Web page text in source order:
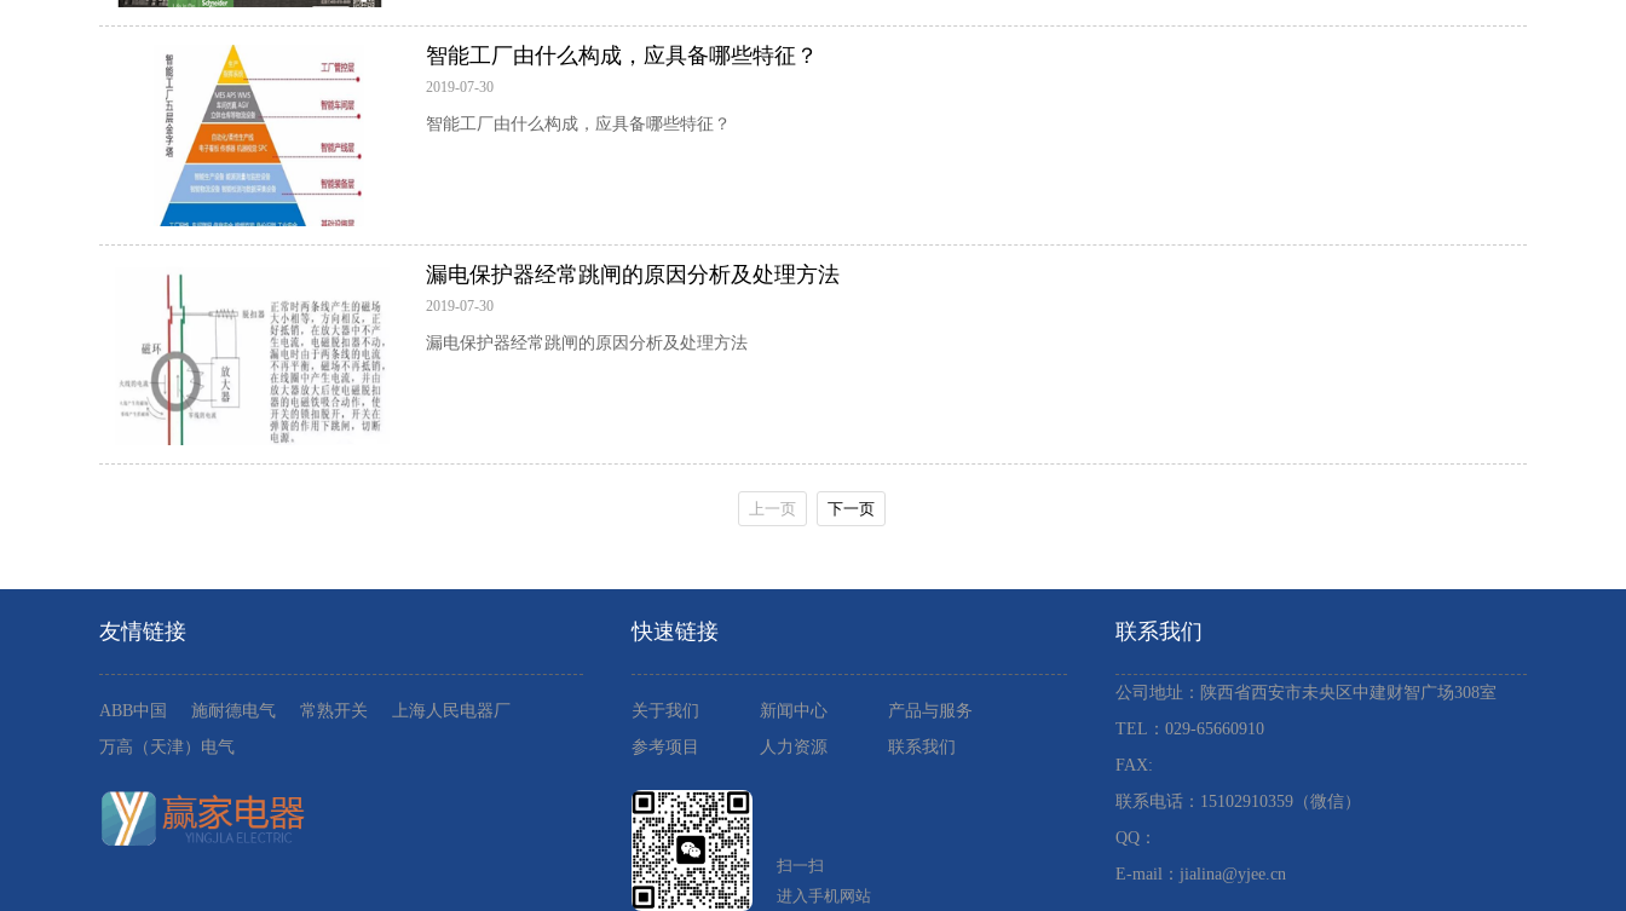
智能工厂由什么构成，应具备哪些特征？
2019-07-30
智能工厂由什么构成，应具备哪些特征？
漏电保护器经常跳闸的原因分析及处理方法
2019-07-30
漏电保护器经常跳闸的原因分析及处理方法
上一页 下一页
友情链接
ABB中国 施耐德电气 常熟开关
上海人民电器厂
万高（天津）电气
快速链接
关于我们 新闻中心
产品与服务
参考项目
人力资源 联系我们
扫一扫
进入手机网站
联系我们
公司地址：陕西省西安市未央区中建财智广场308室
TEL：029-65660910 ​
FAX:
联系电话：15102910359（微信）
QQ：
E-mail：jialina@yjee.cn